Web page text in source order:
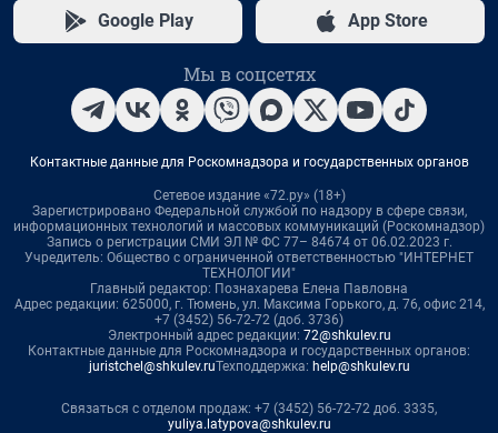
Google Play App Store
Мы в соцсетях
Контактные данные для Роскомнадзора и государственных органов
Сетевое издание «72.ру» (18+)
Зарегистрировано Федеральной службой по надзору в сфере связи,
информационных технологий и массовых коммуникаций (Роскомнадзор)
Запись о регистрации СМИ ЭЛ № ФС 77– 84674 от 06.02.2023 г.
Учредитель: Общество с ограниченной ответственностью "ИНТЕРНЕТ
ТЕХНОЛОГИИ"
Главный редактор: Познахарева Елена Павловна
Адрес редакции: 625000, г. Тюмень, ул. Максима Горького, д. 76, офис 214,
+7 (3452) 56-72-72 (доб. 3736)
Электронный адрес редакции: 72@shkulev.ru
Контактные данные для Роскомнадзора и государственных органов:
juristchel@shkulev.ruТехподдержка: help@shkulev.ru
Связаться с отделом продаж: +7 (3452) 56-72-72 доб. 3335,
yuliya.latypova@shkulev.ru